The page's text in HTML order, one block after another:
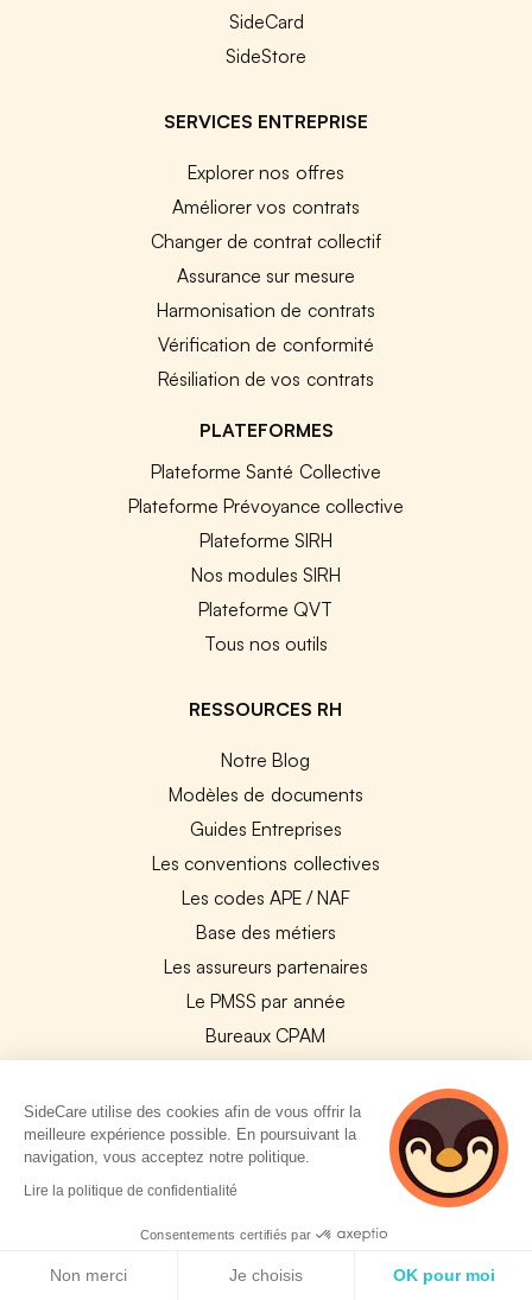
SideCard
SideStore
SERVICES ENTREPRISE
Explorer nos offres
Améliorer vos contrats
Changer de contrat collectif
Assurance sur mesure
Harmonisation de contrats
Vérification de conformité
Résiliation de vos contrats
PLATEFORMES
Plateforme Santé Collective
Plateforme Prévoyance collective
Plateforme SIRH
Nos modules SIRH
Plateforme QVT
Tous nos outils
RESSOURCES RH
Notre Blog
Modèles de documents
Guides Entreprises
Les conventions collectives
Les codes APE / NAF
Base des métiers
Les assureurs partenaires
Le PMSS par année
Bureaux CPAM
Les OPCO
Tops assurances par secteur
Réseaux de soins
Les garanties des assurances entreprises
SideCare utilise des cookies afin de vous offrir la
meilleure expérience possible. En poursuivant la
navigation, vous acceptez notre politique.
Lire la politique de confidentialité
Consentements certifiés par
Non merci Je choisis OK pour moi
2 personnes
consultent
actuellement cette